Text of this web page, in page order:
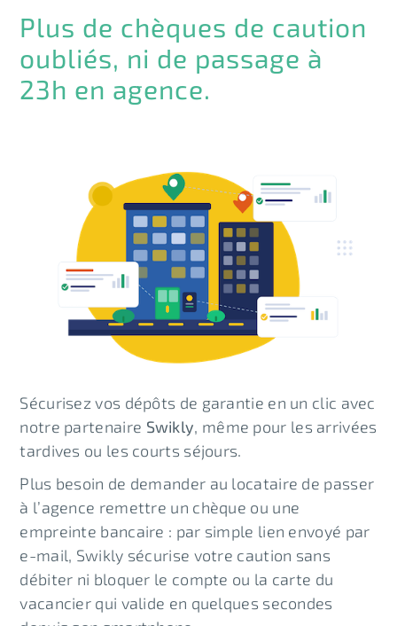
Plus de chèques de caution
oubliés, ni de passage à
23h en agence.
Sécurisez vos dépôts de garantie en un clic avec
notre partenaire Swikly, même pour les arrivées
tardives ou les courts séjours.
Plus besoin de demander au locataire de passer
à l’agence remettre un chèque ou une
empreinte bancaire : par simple lien envoyé par
e-mail, Swikly sécurise votre caution sans
débiter ni bloquer le compte ou la carte du
vacancier qui valide en quelques secondes